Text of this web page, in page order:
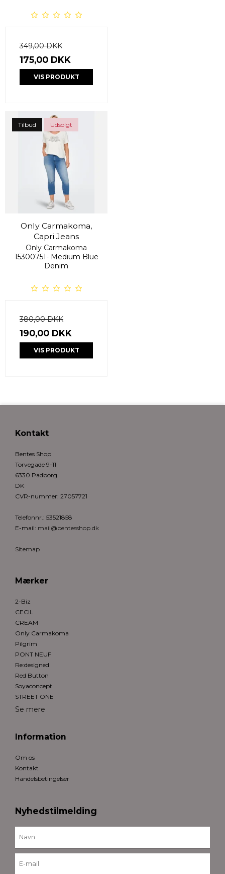
349,00 DKK
175,00 DKK
VIS PRODUKT
Tilbud Udsolgt
Only Carmakoma,
Capri Jeans
Only Carmakoma
15300751- Medium Blue
Denim
380,00 DKK
190,00 DKK
VIS PRODUKT
Kontakt
Bentes Shop
Torvegade 9-11
6330 Padborg
DK
CVR-nummer: 27057721
Telefonnr.: 53521858
E-mail: mail@bentesshop.dk
Sitemap
Mærker
2-Biz
CECIL
CREAM
Only Carmakoma
Pilgrim
PONT NEUF
Re:designed
Red Button
Soyaconcept
STREET ONE
Se mere
Information
Om os
Kontakt
Handelsbetingelser
Nyhedstilmelding